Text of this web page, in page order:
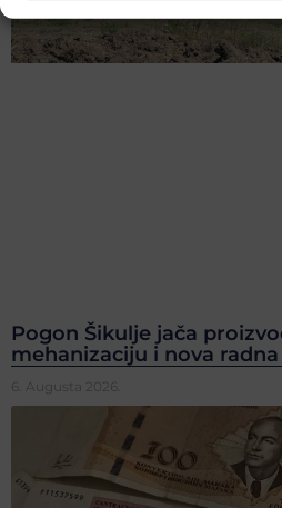
Pogon Šikulje jača
mehanizaciju i nova
6. Augusta 2026.